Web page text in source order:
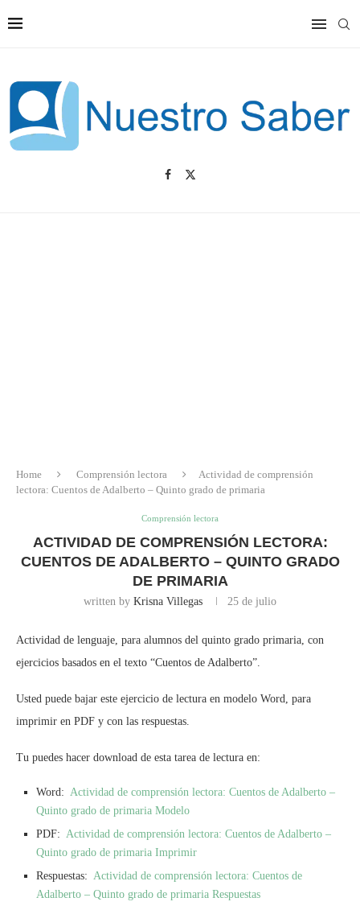
Home Comprensión lectora
Actividad de comprensión
lectora: Cuentos de Adalberto – Quinto grado de primaria
Comprensión lectora
ACTIVIDAD DE COMPRENSIÓN LECTORA:
CUENTOS DE ADALBERTO – QUINTO GRADO
DE PRIMARIA
written by Krisna Villegas 25 de julio
Actividad de lenguaje, para alumnos del quinto grado primaria, con
ejercicios basados en el texto “Cuentos de Adalberto”.
Usted puede bajar este ejercicio de lectura en modelo Word, para
imprimir en PDF y con las respuestas.
Tu puedes hacer download de esta tarea de lectura en:
Word: Actividad de comprensión lectora: Cuentos de Adalberto –
Quinto grado de primaria Modelo
PDF: Actividad de comprensión lectora: Cuentos de Adalberto –
Quinto grado de primaria Imprimir
Respuestas: Actividad de comprensión lectora: Cuentos de
Adalberto – Quinto grado de primaria Respuestas